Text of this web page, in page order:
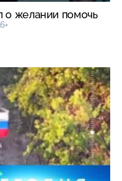
о желании помочь